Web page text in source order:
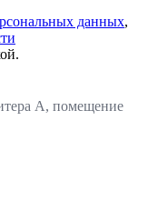
данных,
А, помещение